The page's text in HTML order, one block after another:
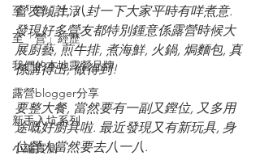
至「營」生活
至「營」經歷
我們的本地露營品牌
露營blogger分享
新手入坑系列
小編實測
營友傾計, 八封一下大家平時有咩煮意.
發現好多營友都特別鍾意係露營時候大
展廚藝, 煎牛排, 煮海鮮, 火鍋, 焗麵包, 真
係講得出, 做得到!
要整大餐, 當然要有一副又鏗位, 又多用
途嘅好廚具啦. 最近發現又有新玩具, 身
位營人當然要去八一八.